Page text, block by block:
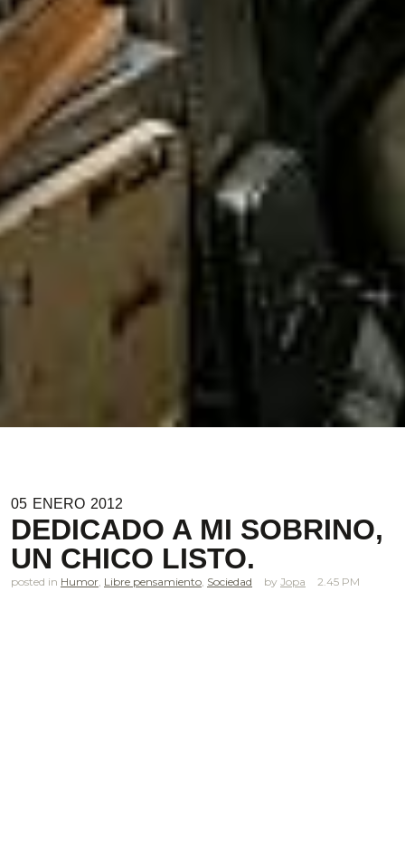
05 ENERO 2012
DEDICADO A MI SOBRINO,
UN CHICO LISTO.
posted in Humor, Libre pensamiento, Sociedad Jopa 2.45 PM